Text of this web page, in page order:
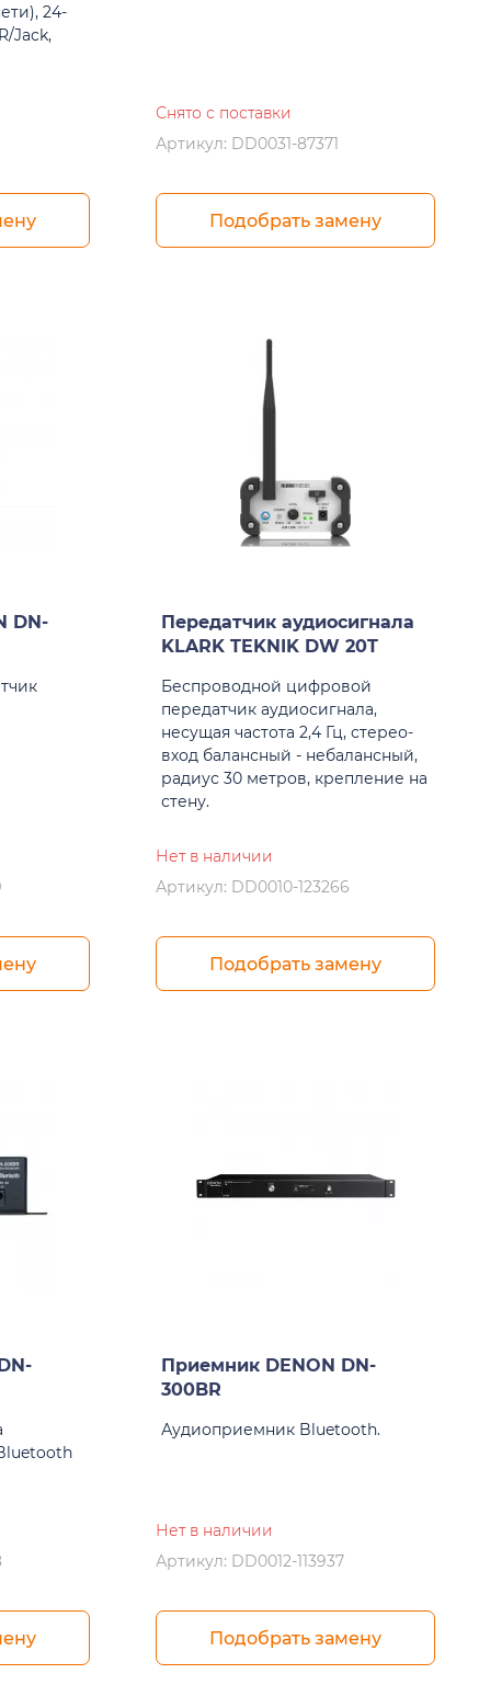
24-
Jack,
Снято с поставки
Артикул: DD0031-87371
Подобрать замену
DN-
Передатчик аудиосигнала
KLARK TEKNIK DW 20T
Беспроводной цифровой
передатчик аудиосигнала,
несущая частота 2,4 Гц, стерео-
вход балансный - небалансный,
радиус 30 метров, крепление на
стену.
Нет в наличии
Артикул: DD0010-123266
Подобрать замену
Приемник DENON DN-
300BR
Аудиоприемник Bluetooth.
Нет в наличии
Артикул: DD0012-113937
Подобрать замену